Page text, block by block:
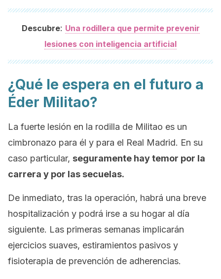
Descubre: Una rodillera que permite prevenir
lesiones con inteligencia artificial
¿Qué le espera en el futuro a
Éder Militao?
La fuerte lesión en la rodilla de Militao es un
cimbronazo para él y para el Real Madrid. En su
caso particular, seguramente hay temor por la
carrera y por las secuelas.
De inmediato, tras la operación, habrá una breve
hospitalización y podrá irse a su hogar al día
siguiente. Las primeras semanas implicarán
ejercicios suaves, estiramientos pasivos y
fisioterapia de prevención de adherencias.